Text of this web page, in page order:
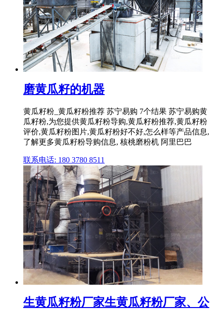
磨黄瓜籽的机器
黄瓜籽粉_黄瓜籽粉推荐 苏宁易购 7个结果 苏宁易购黄
瓜籽粉,为您提供黄瓜籽粉导购,黄瓜籽粉推荐,黄瓜籽粉
评价,黄瓜籽粉图片,黄瓜籽粉好不好,怎么样等产品信息,
了解更多黄瓜籽粉导购信息, 核桃磨粉机 阿里巴巴
联系电话: 180 3780 8511
生黄瓜籽粉厂家生黄瓜籽粉厂家、公